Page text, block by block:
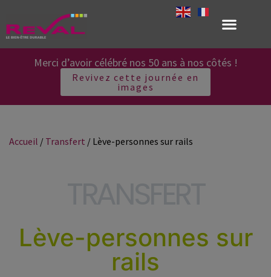
Merci d’avoir célébré nos 50 ans à nos côtés !
Revivez cette journée en
images
Accueil / Transfert / Lève-personnes sur rails
Lève-personnes sur
rails